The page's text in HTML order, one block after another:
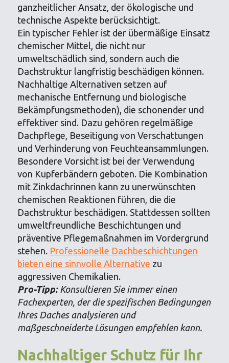
ganzheitlicher Ansatz, der ökologische und
technische Aspekte berücksichtigt.
Ein typischer Fehler ist der übermäßige Einsatz
chemischer Mittel, die nicht nur
umweltschädlich sind, sondern auch die
Dachstruktur langfristig beschädigen können.
Nachhaltige Alternativen setzen auf
mechanische Entfernung und biologische
Bekämpfungsmethoden), die schonender und
effektiver sind. Dazu gehören regelmäßige
Dachpflege, Beseitigung von Verschattungen
und Verhinderung von Feuchteansammlungen.
Besondere Vorsicht ist bei der Verwendung
von Kupferbändern geboten. Die Kombination
mit Zinkdachrinnen kann zu unerwünschten
chemischen Reaktionen führen, die die
Dachstruktur beschädigen. Stattdessen sollten
umweltfreundliche Beschichtungen und
präventive Pflegemaßnahmen im Vordergrund
stehen. Professionelle Dachbeschichtungen
bieten eine sinnvolle Alternative zu
aggressiven Chemikalien.
Pro-Tipp: Konsultieren Sie immer einen
Fachexperten, der die spezifischen Bedingungen
Ihres Daches analysieren und
maßgeschneiderte Lösungen empfehlen kann.
Nachhaltiger Schutz für Ihr